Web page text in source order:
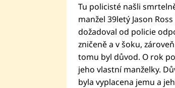
Tu policisté našli
manžel 39letý Jason
dožadoval od policie
zničeně a v šoku,
tomu byl důvod. O rok
jeho vlastní manželky.
byla vyplacena jemu a